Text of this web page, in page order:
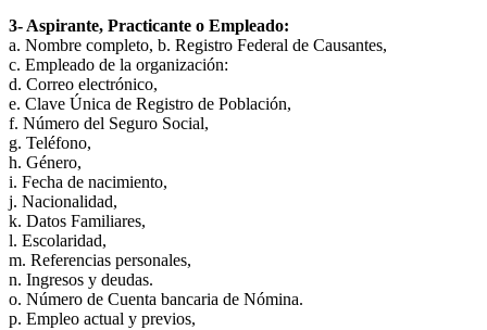
3- Aspirante, Practicante o Empleado:
a. Nombre completo, b. Registro Federal de Causantes,
c. Empleado de la organización:
d. Correo electrónico,
e. Clave Única de Registro de Población,
f. Número del Seguro Social,
g. Teléfono,
h. Género,
i. Fecha de nacimiento,
j. Nacionalidad,
k. Datos Familiares,
l. Escolaridad,
m. Referencias personales,
n. Ingresos y deudas.
o. Número de Cuenta bancaria de Nómina.
p. Empleo actual y previos,